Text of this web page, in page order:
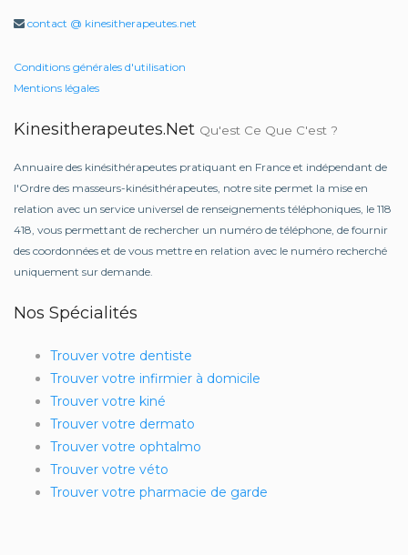
contact @ kinesitherapeutes.net
Conditions générales d'utilisation
Mentions légales
Kinesitherapeutes.net Qu'est Ce Que C'est ?
Annuaire des kinésithérapeutes pratiquant en France et indépendant de
l'Ordre des masseurs-kinésithérapeutes, notre site permet la mise en
relation avec un service universel de renseignements téléphoniques, le 118
418, vous permettant de rechercher un numéro de téléphone, de fournir
des coordonnées et de vous mettre en relation avec le numéro recherché
uniquement sur demande.
Nos Spécialités
Trouver votre dentiste
Trouver votre infirmier à domicile
Trouver votre kiné
Trouver votre dermato
Trouver votre ophtalmo
Trouver votre véto
Trouver votre pharmacie de garde